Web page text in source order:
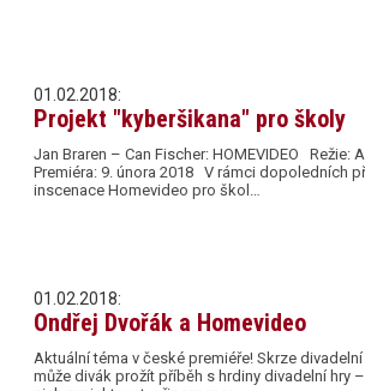
01.02.2018:
Projekt "kyberšikana" pro školy
Jan Braren – Can Fischer: HOMEVIDEO Režie:
Premiéra: 9. února 2018 V rámci dopoledních
inscenace Homevideo pro škol…
01.02.2018:
Ondřej Dvořák a Homevideo
Aktuální téma v české premiéře! Skrze
může divák prožít příběh s hrdiny divadelní hry